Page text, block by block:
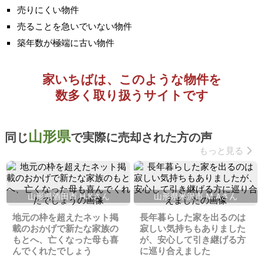
売りにくい物件
売ることを急いでいない物件
築年数が極端に古い物件
家いちばは、このような物件を
数多く取り扱うサイトです
同じ山形県で実際に売却された方の声
もっと見る
山形県酒田市 H.Kさん
地元の枠を超えたネット掲
載のおかげで新たな家族の
もとへ、亡くなった母も喜
んでくれたでしょう
山形県米沢市 M.Aさん
長年暮らした家を出るのは
寂しい気持ちもありました
が、安心して引き継げる方
に巡り合えました